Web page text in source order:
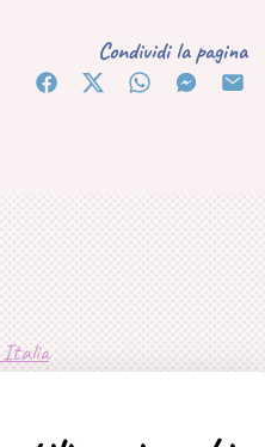
Condividi la pagina
Italia